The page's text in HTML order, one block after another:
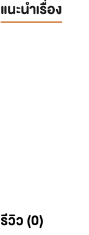
แนะนำเรื่อง
รีวิว (0)